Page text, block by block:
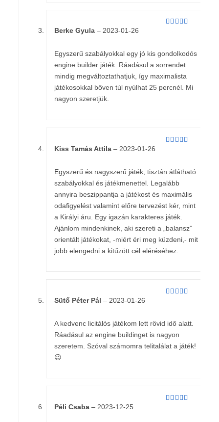
Berke Gyula– 2023-01-26
Egyszerű szabályokkal egy jó kis gondolkodós
engine builder játék. Ráadásul a sorrendet
mindig megváltoztathatjuk, így maximalista
játékosokkal bőven túl nyúlhat 25 percnél. Mi
nagyon szeretjük.
Kiss Tamás Attila– 2023-01-26
Egyszerű és nagyszerű játék, tisztán átlátható
szabályokkal és játékmenettel. Legalább
annyira beszippantja a játékost és maximális
odafigyelést valamint előre tervezést kér, mint
a Királyi áru. Egy igazán karakteres játék.
Ajánlom mindenkinek, aki szereti a „balansz”
orientált játékokat, -miért éri meg küzdeni,- mit
jobb elengedni a kitűzött cél eléréséhez.
Sütő Péter Pál– 2023-01-26
A kedvenc licitálós játékom lett rövid idő alatt.
Ráadásul az engine buildinget is nagyon
szeretem. Szóval számomra telitalálat a játék!
😉
Péli Csaba– 2023-12-25